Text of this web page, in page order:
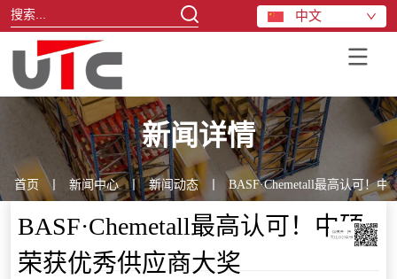
中文
新闻详情
首页 丨 新闻中心 丨 新闻动态 BASF·Chemetall最高认可！
BASF·Chemetall最高认可！中硕
荣获优秀供应商大奖